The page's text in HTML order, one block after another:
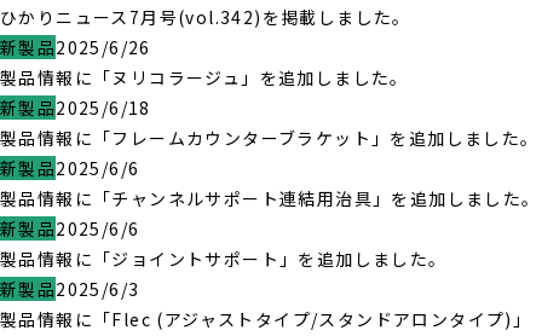
ひかりニュース7月号(vol.342)を掲載しました。
新製品2025/6/26
製品情報に「ヌリコラージュ」を追加しました。
新製品2025/6/18
製品情報に「フレームカウンターブラケット」を追加しました。
新製品2025/6/6
製品情報に「チャンネルサポート連結用治具」を追加しました。
新製品2025/6/6
製品情報に「ジョイントサポート」を追加しました。
新製品2025/6/3
製品情報に「Flec (アジャストタイプ/スタンドアロンタイプ)」